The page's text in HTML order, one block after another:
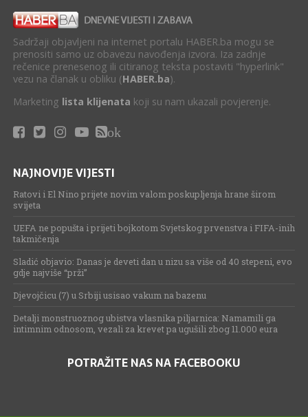
Sadržaji objavljeni na internet portalu HABER.ba mogu se
prenositi samo uz obavezu navođenja izvora. Iza zadnje
rečenice prenesenog ili citiranog teksta postaviti "hyperlink"
vezu na članak u obliku (HABER.ba).
Marketing lista klijenata koji su nam ukazali povjerenje.
ok
NAJNOVIJE VIJESTI
Ratovi i El Nino prijete novim valom poskupljenja hrane širom
svijeta
UEFA ne popušta i prijeti bojkotom Svjetskog prvenstva i FIFA-inih
takmičenja
Sladić objavio: Danas je deveti dan u nizu sa više od 40 stepeni, evo
gdje najviše “prži”
Djevojčicu (7) u Srbiji usisao vakum na bazenu
Detalji monstruoznog ubistva vlasnika piljarnica: Namamili ga
intimnim odnosom, vezali za krevet pa ugušili zbog 11.000 eura
POTRAŽITE NAS NA FACEBOOKU